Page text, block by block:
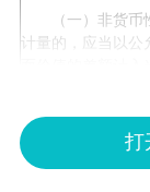
（一）非货币性
计量的，应当以公
面价值的差额计
当分别下列情况处
1 .支付补价的，
打